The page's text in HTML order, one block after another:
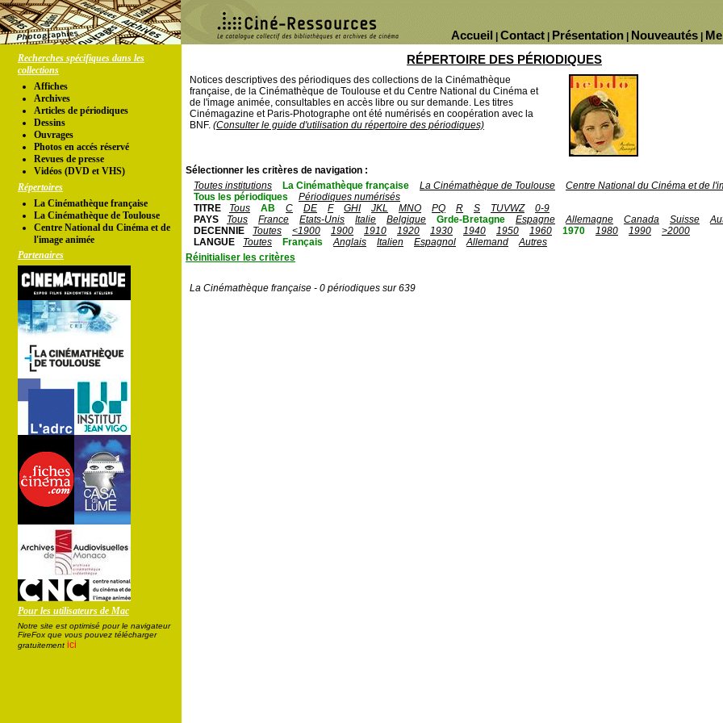
Nouveautés
Présentation
Contact
Accueil
Recherches spécifiques dans les
collections
Affiches
Archives
Articles de périodiques
Dessins
Ouvrages
Photos en accés réservé
Revues de presse
Vidéos (DVD et VHS)
Répertoires
La Cinémathèque française
La Cinémathèque de Toulouse
Centre National du Cinéma et de
l'image animée
Partenaires
Pour les utilisateurs de Mac
Notre site est optimisé pour le navigateur
FireFox que vous pouvez télécharger
gratuitement ici
RÉPERTOIRE DES PÉRIODIQUES
Notices descriptives des périodiques des collections de la Cinémathèque
française, de la Cinémathèque de Toulouse et du Centre National du Cinéma et
de l'image animée, consultables en accès libre ou sur demande. Les titres
Cinémagazine et Paris-Photographe ont été numérisés en coopération avec la
BNF. (Consulter le guide d'utilisation du répertoire des périodiques)
Sélectionner les critères de navigation :
Toutes institutions
La Cinémathèque française La Cinémathèque de Toulouse
Centre National du Cinéma et de
Tous les périodiques
Périodiques numérisés
TITRE
Tous AB C DE F GHI JKL MNO PQ R S TUVWZ
0-9
PAYS
Tous France Etats-Unis Italie Belgique Grde-Bretagne Espagne Allemagne Canada Suisse
DECENNIE
Toutes <1900 1900 1910 1920 1930 1940 1950 1960 1970 1980 1990
>2000
LANGUE
Toutes Français Anglais Italien Espagnol Allemand
Autres
Réinitialiser les critères
La Cinémathèque française - 0 périodiques sur 639